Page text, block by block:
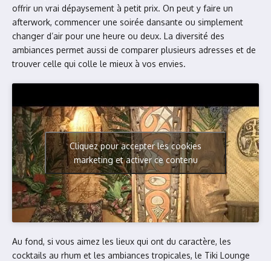
offrir un vrai dépaysement à petit prix. On peut y faire un
afterwork, commencer une soirée dansante ou simplement
changer d’air pour une heure ou deux. La diversité des
ambiances permet aussi de comparer plusieurs adresses et de
trouver celle qui colle le mieux à vos envies.
Cliquez pour accepter les cookies
marketing et activer ce contenu
Au fond, si vous aimez les lieux qui ont du caractère, les
cocktails au rhum et les ambiances tropicales, le Tiki Lounge